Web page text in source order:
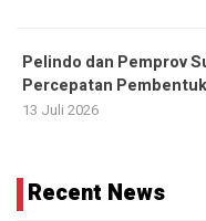
Pelindo dan Pemprov
Percepatan
13 Juli 2026
Recent News